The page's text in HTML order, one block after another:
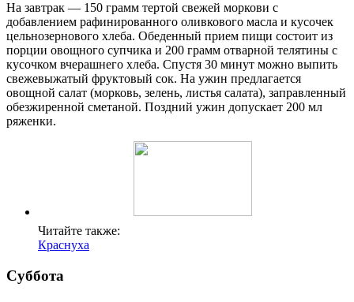
На завтрак — 150 грамм тертой свежей моркови с
добавлением рафинированного оливкового масла и кусочек
цельнозернового хлеба. Обеденный прием пищи состоит из
порции овощного супчика и 200 грамм отварной телятины с
кусочком вчерашнего хлеба. Спустя 30 минут можно выпить
свежевыжатый фруктовый сок. На ужин предлагается
овощной салат (морковь, зелень, листья салата), заправленный
обезжиренной сметаной. Поздний ужин допускает 200 мл
ряженки.
Читайте также:
Краснуха
Суббота